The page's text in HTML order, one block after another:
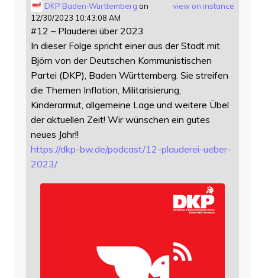
view on instance
DKP Baden-Württemberg on
12/30/2023 10:43:08 AM
#12 – Plauderei über 2023
In dieser Folge spricht einer aus der Stadt mit
Björn von der Deutschen Kommunistischen
Partei (DKP), Baden Württemberg. Sie streifen
die Themen Inflation, Militarisierung,
Kinderarmut, allgemeine Lage und weitere Übel
der aktuellen Zeit! Wir wünschen ein gutes
neues Jahr!!
https://dkp-bw.de/podcast/12-plauderei-ueber-
2023/